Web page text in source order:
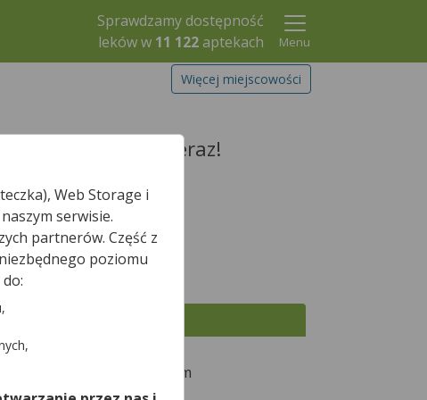
Sprawdzamy dostępność
leków w 11 122aptekach
Menu
Więcej miejscowości
go już teraz!
Szukaj leku
w odległości 543 m
Web Storage i
serwisie.
partnerów. Część z
poziomu